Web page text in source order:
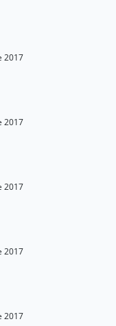
2017
2017
2017
2017
2017